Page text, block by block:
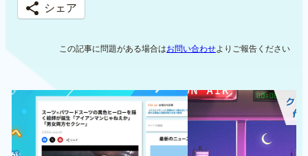
シェア
この記事に問題がある場合はお問い合わせよりご報告ください